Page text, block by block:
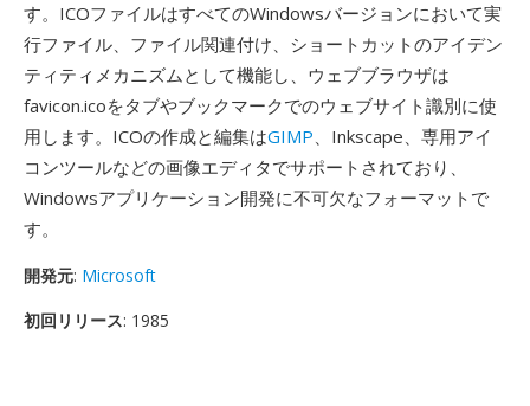
す。ICOファイルはすべてのWindowsバージョンにおいて実
行ファイル、ファイル関連付け、ショートカットのアイデン
ティティメカニズムとして機能し、ウェブブラウザは
favicon.icoをタブやブックマークでのウェブサイト識別に使
用します。ICOの作成と編集はGIMP、Inkscape、専用アイ
コンツールなどの画像エディタでサポートされており、
Windowsアプリケーション開発に不可欠なフォーマットで
す。
開発元: Microsoft
初回リリース: 1985